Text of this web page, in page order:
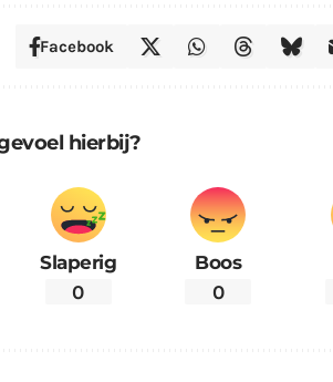
Facebook
hierbij?
Slaperig
0
Boos
0